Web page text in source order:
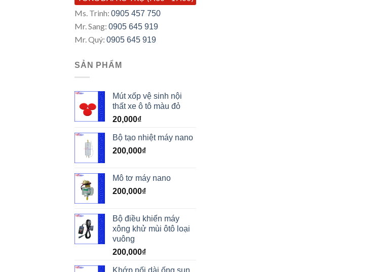
Ms. Trinh: 0905 457 750
Mr. Sang: 0905 645 919
Mr. Quý: 0905 645 919
SẢN PHẨM
Mút xốp vệ sinh nội
thất xe ô tô màu đỏ
20,000₫
Bộ tạo nhiệt máy nano
200,000₫
Mô tơ máy nano
200,000₫
Bộ điều khiển máy
xông khử mùi ôtô loại
vuông
200,000₫
Khớp nối dài ống sun